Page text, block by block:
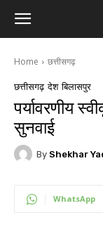
Home छत्तीसगढ़
छत्तीसगढ़ देश बिलासपुर
पर्यावरणीय
सुनवाई
By Shekhar
WhatsApp